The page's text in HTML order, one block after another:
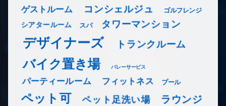
ゲストルーム コンシェルジュ ゴルフレンジ
シアタールーム スパ タワーマンション
デザイナーズ トランクルーム
バイク置き場 バレーサービス
パーティールーム フィットネス プール
ペット可 ペット足洗い場 ラウンジ